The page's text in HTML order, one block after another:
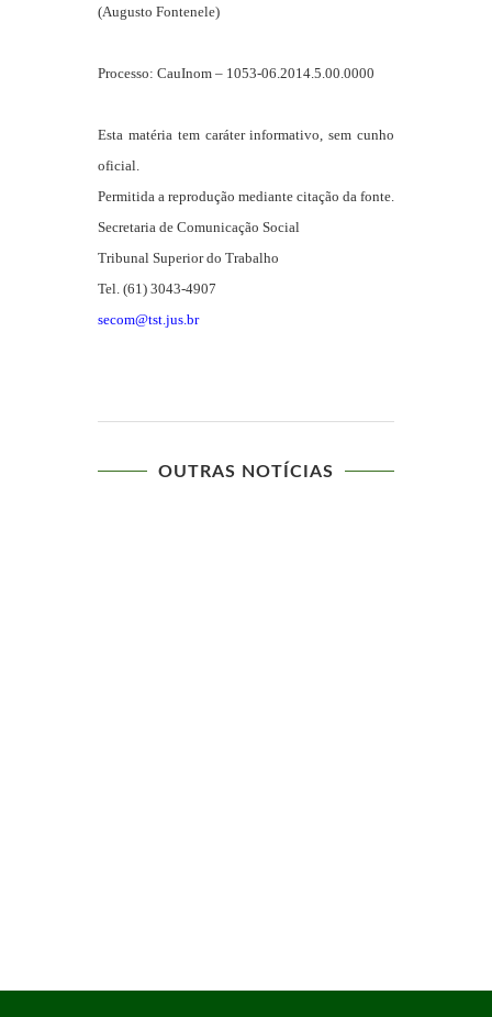
(Augusto Fontenele)
Processo: CauInom – 1053-06.2014.5.00.0000
Esta matéria tem caráter informativo, sem cunho
oficial.
Permitida a reprodução mediante citação da fonte.
Secretaria de Comunicação Social
Tribunal Superior do Trabalho
Tel. (61) 3043-4907
secom@tst.jus.br
OUTRAS NOTÍCIAS